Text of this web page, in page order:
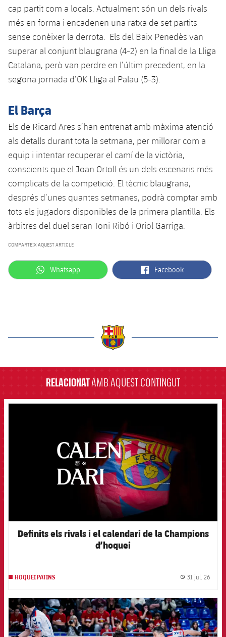
cap partit com a locals. Actualment són un dels rivals
més en forma i encadenen una ratxa de set partits
sense conèixer la derrota. Els del Baix Penedès van
superar al conjunt blaugrana (4-2) en la final de la Lliga
Catalana, però van perdre en l’últim precedent, en la
segona jornada d’OK Lliga al Palau (5-3).
El Barça
Els de Ricard Ares s’han entrenat amb màxima atenció
als detalls durant tota la setmana, per millorar com a
equip i intentar recuperar el camí de la victòria,
conscients que el Joan Ortoll és un dels escenaris més
complicats de la competició. El tècnic blaugrana,
després d’unes quantes setmanes, podrà comptar amb
tots els jugadors disponibles de la primera plantilla. Els
àrbitres del duel seran Toni Ribó i Oriol Garriga.
COMPARTEIX AQUEST ARTICLE
label.aria.whatsapp
Whatsapp label.aria.facebook
Facebook
RELACIONATAMB AQUEST CONTINGUT
Definits els rivals i el calendari de la Champions
d’hoquei
HOQUEI PATINS 31 jul. 26
FCB Barcelona badge